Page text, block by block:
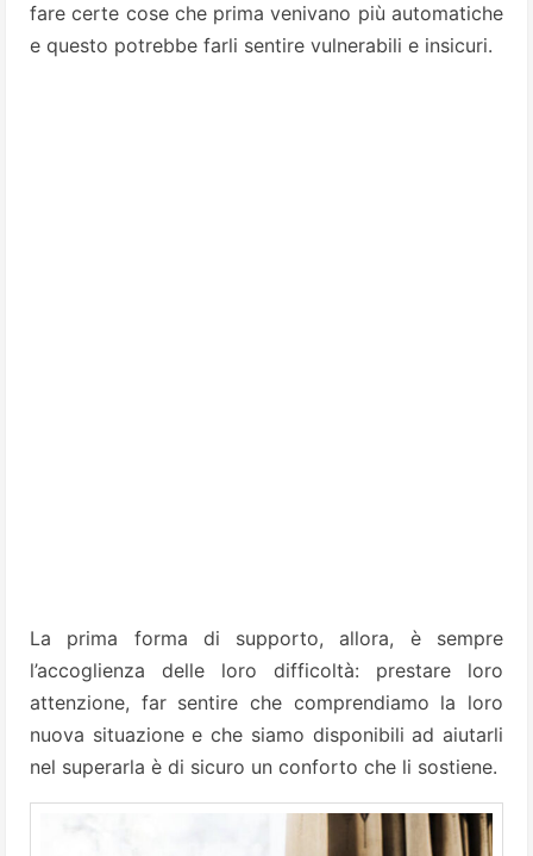
fare certe cose che prima venivano più automatiche
e questo potrebbe farli sentire vulnerabili e insicuri.
La prima forma di supporto, allora, è sempre
l’accoglienza delle loro difficoltà: prestare loro
attenzione, far sentire che comprendiamo la loro
nuova situazione e che siamo disponibili ad aiutarli
nel superarla è di sicuro un conforto che li sostiene.